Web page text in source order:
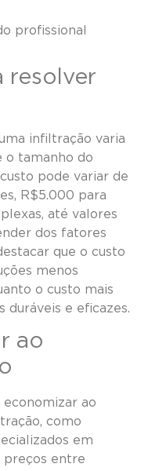
profissional
resolver
infiltração varia
o tamanho do
pode variar de
R$5.000 para
até valores
dos fatores
que o custo
menos
o custo mais
duráveis e eficazes.
ao
economizar ao
como
em
preços entre